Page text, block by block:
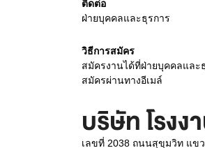
ติดต่อ
ฝ่ายบุคคลและธุรการ
วิธีการสมัคร
สมัครงานได้ที่ฝ่ายบุคคลและ
สมัครผ่านทางอีเมล์
บริษัท โรง
เลขที่ 2038 ถนนสุขุมวิท แข